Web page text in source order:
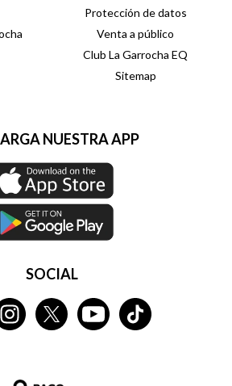
Protección de datos
Venta a público
Club La Garrocha EQ
Sitemap
NUESTRA APP
SOCIAL